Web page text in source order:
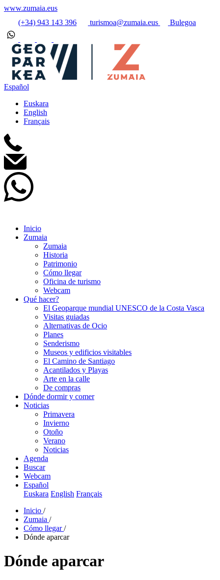
www.zumaia.eus
(+34) 943 143 396
turismoa@zumaia.eus Bulegoa
Español
Euskara
English
Français
Inicio
Zumaia
Zumaia
Historia
Patrimonio
Cómo llegar
Oficina de turismo
Webcam
Qué hacer?
El Geoparque mundial UNESCO de la Costa Vasca
Visitas guiadas
Alternativas de Ocio
Planes
Senderismo
Museos y edificios visitables
El Camino de Santiago
Acantilados y Playas
Arte en la calle
De compras
Dónde dormir y comer
Noticias
Primavera
Invierno
Otoño
Verano
Noticias
Agenda
Buscar
Webcam
Español
Euskara English Français
Inicio /
Zumaia /
Cómo llegar/
Dónde aparcar
Dónde aparcar